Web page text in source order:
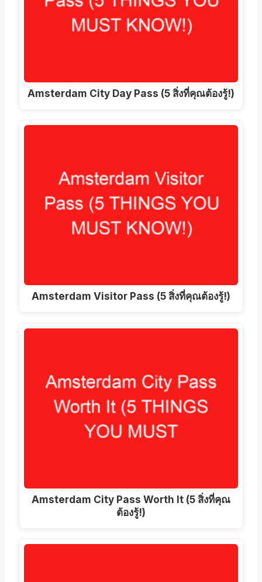
Amsterdam City Day Pass (5 สิ่งที่คุณต้องรู้!)
Amsterdam Visitor Pass (5 สิ่งที่คุณต้องรู้!)
Amsterdam City Pass Worth It (5 สิ่งที่คุณ
ต้องรู้!)